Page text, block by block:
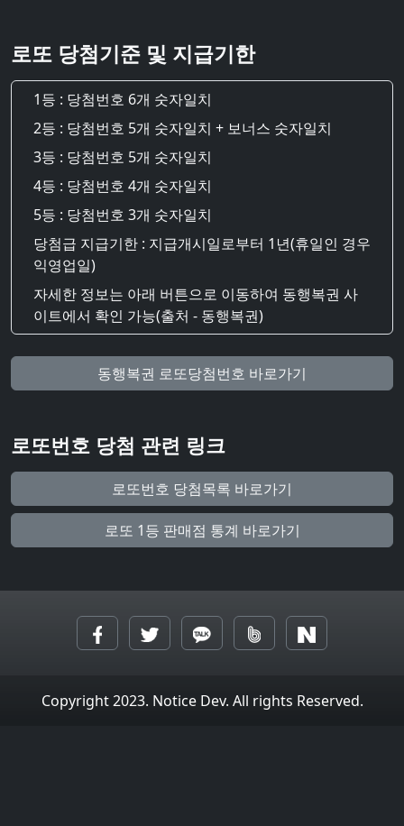
로또 당첨기준 및 지급기한
1등 : 당첨번호 6개 숫자일치
2등 : 당첨번호 5개 숫자일치 + 보너스 숫자일치
3등 : 당첨번호 5개 숫자일치
4등 : 당첨번호 4개 숫자일치
5등 : 당첨번호 3개 숫자일치
당첨급 지급기한 : 지급개시일로부터 1년(휴일인 경우
익영업일)
자세한 정보는 아래 버튼으로 이동하여 동행복권 사
이트에서 확인 가능(출처 - 동행복권)
동행복권 로또당첨번호 바로가기
로또번호 당첨 관련 링크
로또번호 당첨목록 바로가기
로또 1등 판매점 통계 바로가기
Copyright 2023. Notice Dev. All rights Reserved.